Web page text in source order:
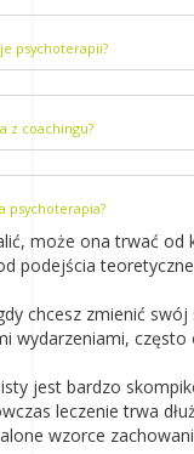
psychoterapii?
z coachingu?
psychoterapia?
może ona trwać od
podejścia
chcesz zmienić
wydarzeniami, często
jest bardzo
leczenie trwa
wzorce